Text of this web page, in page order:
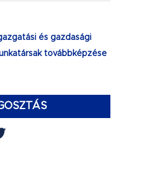
és gazdasági
továbbképzése